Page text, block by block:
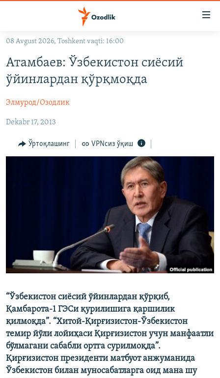
Асосий
ўтинг
ўтинг
OZODARXIV
ИЖТИМОИЙ ТАРМОҚЛАР
Озодлик бошқа тилларда
08 Avgust 2026, Toshkent vaqti: 16:00
Атамбаев: Ўзбекистон сиёсий
ўйинлардан қўрқмоқда
Элмурод/Озодлик
Dekabr 17, 2013
Ўртоқлашинг VPNсиз ўқиш
“Ўзбекистон сиёсий ўйинлардан қўрқиб,
Қамбарота-1 ГЭСи қурилишига қаршилик
қилмоқда”. “Хитой-Қирғизистон-Ўзбекистон
темир йўли лойиҳаси Қирғизистон учун манфаатли
бўлмагани сабабли ортга сурилмоқда”.
Қирғизистон президенти матбуот анжуманида
Ўзбекистон билан муносабатларга оид мана шу